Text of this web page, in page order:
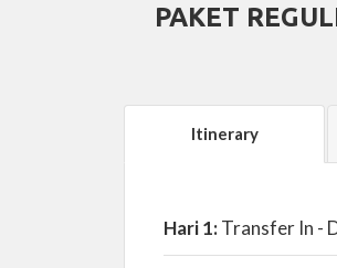
PAKET
Itinerary
Hari 1:Transfer In -